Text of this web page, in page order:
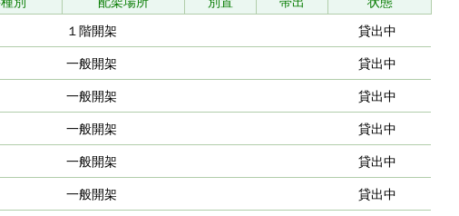
１階開架 貸出中
一般開架 貸出中
一般開架 貸出中
一般開架 貸出中
一般開架 貸出中
一般開架 貸出中